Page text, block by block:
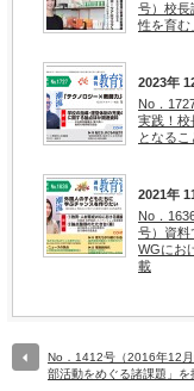
号）校長
性を育む
2023年
No．
実践！校
となる
2021年
No．
号）資料
WGにお
載
No．1412号（2016年12
部活動をめぐる諸課題」を